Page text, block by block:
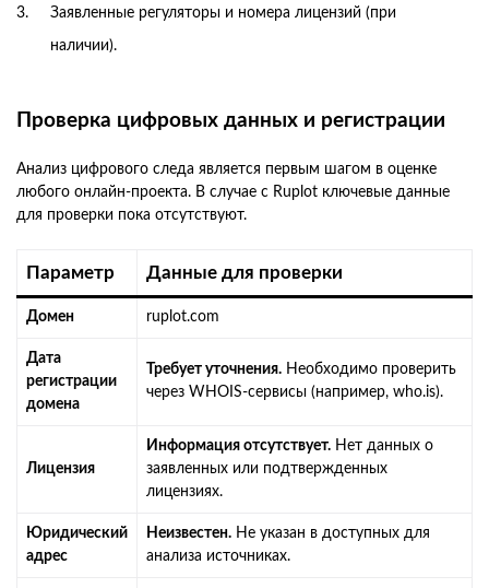
Заявленные регуляторы и номера лицензий (при
наличии).
Проверка цифровых данных и регистрации
Анализ цифрового следа является первым шагом в оценке
любого онлайн-проекта. В случае с Ruplot ключевые данные
для проверки пока отсутствуют.
Параметр Данные для проверки
Домен ruplot.com
Дата
регистрации
домена
Требует уточнения. Необходимо проверить
через WHOIS-сервисы (например, who.is).
Лицензия
Информация отсутствует. Нет данных о
заявленных или подтвержденных
лицензиях.
Юридический
адрес
Неизвестен. Не указан в доступных для
анализа источниках.